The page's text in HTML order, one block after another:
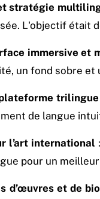
stratégie
L'objectif était
immersive et
un fond sobre
trilingue
de langue
l’art international
pour un
d’œuvres et de